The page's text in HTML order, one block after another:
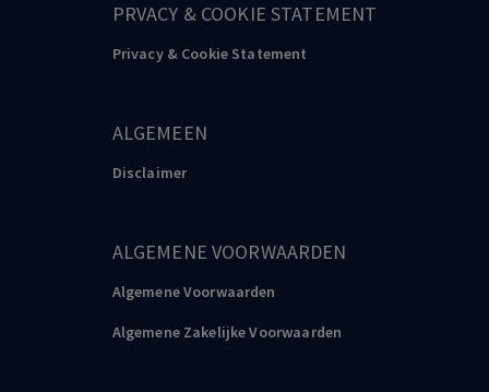
PRVACY & COOKIE STATEMENT
Privacy & Cookie Statement
ALGEMEEN
Disclaimer
ALGEMENE VOORWAARDEN
Algemene Voorwaarden
Algemene Zakelijke Voorwaarden